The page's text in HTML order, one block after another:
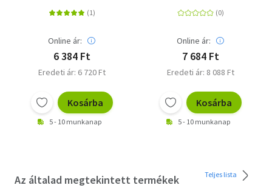
Online ár:
6 384 Ft
Eredeti ár: 6 720 Ft
Kosárba
5 - 10 munkanap
Online ár:
7 684 Ft
Eredeti ár: 8 088 Ft
Kosárba
5 - 10 munkanap
Az általad megtekintett termékek Teljes lista